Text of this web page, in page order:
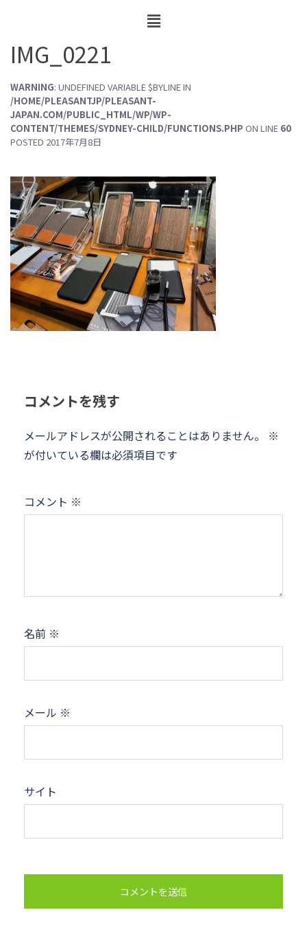
IMG_0221
WARNING: UNDEFINED VARIABLE $BYLINE IN
/HOME/PLEASANTJP/PLEASANT-
JAPAN.COM/PUBLIC_HTML/WP/WP-
CONTENT/THEMES/SYDNEY-CHILD/FUNCTIONS.PHP ON LINE 60
POSTED 2017年7月8日
コメントを残す
メールアドレスが公開されることはありません。
※
が付いている欄は必須項目です
コメント ※
名前 ※
メール ※
サイト